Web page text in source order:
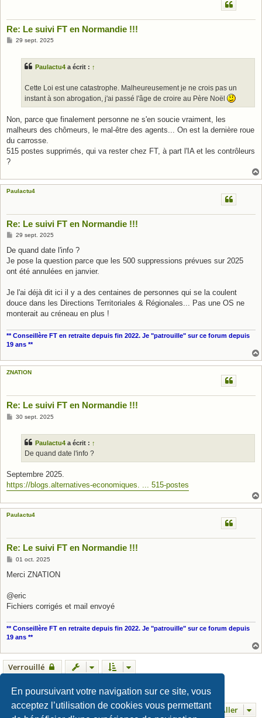
En poursuivant votre navigation sur ce site, vous
acceptez l’utilisation de cookies vous permettant
Re: Le suivi FT en Normandie !!!
M29 sept. 2025
Paulactu4 a écrit : ↑
Cette Loi est une catastrophe. Malheureusement je ne crois pas un
instant à son abrogation, j'ai passé l'âge de croire au Père Noël
Non, parce que finalement personne ne s'en soucie vraiment, les
malheurs des chômeurs, le mal-être des agents... On est la dernière roue
du carrosse.
515 postes supprimés, qui va rester chez FT, à part l'IA et les contrôleurs
?
Paulactu4
Re: Le suivi FT en Normandie !!!
M
s
a
g
29 sept. 2025
De quand date l'info ?
Je pose la question parce que les 500 suppressions prévues sur 2025
ont été annulées en janvier.
Je l'ai déjà dit ici il y a des centaines de personnes qui se la coulent
douce dans les Directions Territoriales & Régionales... Pas une OS ne
monterait au créneau en plus !
** Conseillère FT en retraite depuis fin 2022. Je "patrouille" sur ce forum depuis
19 ans **
ZNATION
Re: Le suivi FT en Normandie !!!
M30 sept. 2025
Paulactu4 a écrit : ↑
De quand date l'info ?
Septembre 2025.
https://blogs.alternatives-economiques. ... 515-postes
Paulactu4
Re: Le suivi FT en Normandie !!!
M
s
g
01 oct. 2025
Merci ZNATION
@eric
Fichiers corrigés et mail envoyé
** Conseillère FT en retraite depuis fin 2022. Je "patrouille" sur ce forum depuis
19 ans **
Verrouillé
Précédent 5
Suivant
Aller